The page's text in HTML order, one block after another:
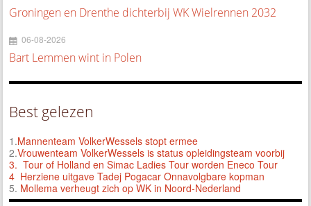
Groningen en Drenthe dichterbij WK Wielrennen 2032
06-08-2026
Bart Lemmen wint in Polen
Best gelezen
1.Mannenteam VolkerWessels stopt ermee
2.Vrouwenteam VolkerWessels is status opleidingsteam voorbij
3. Tour of Holland en Simac Ladies Tour worden Eneco Tour
4 Herziene uitgave Tadej Pogacar Onnavolgbare kopman
5. Mollema verheugt zich op WK in Noord-Nederland